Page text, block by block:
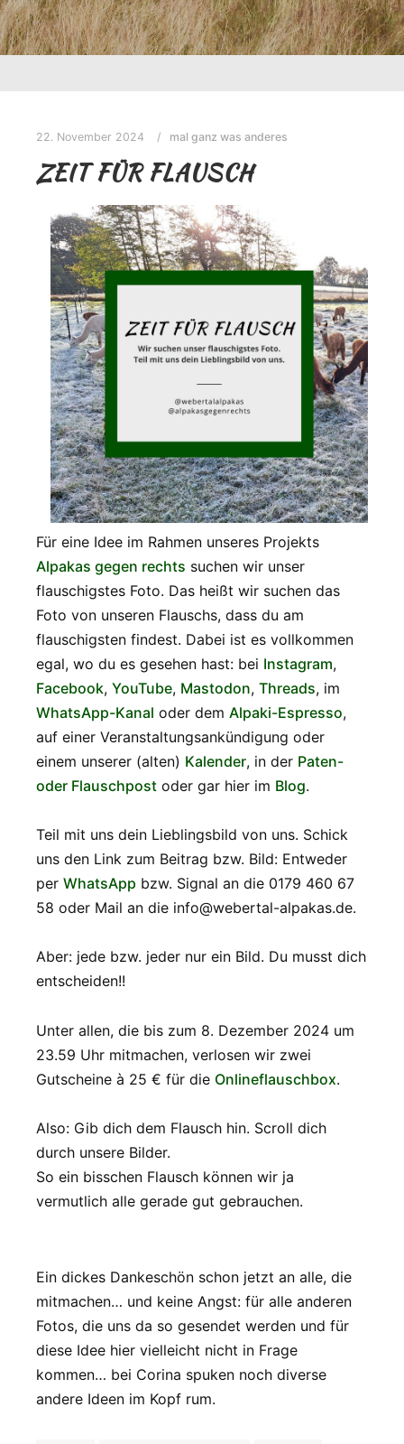
22. November 2024 mal ganz was anderes
ZEIT FÜR FLAUSCH
Für eine Idee im Rahmen unseres Projekts
Alpakas gegen rechts suchen wir unser
flauschigstes Foto. Das heißt wir suchen das
Foto von unseren Flauschs, dass du am
flauschigsten findest. Dabei ist es vollkommen
egal, wo du es gesehen hast: bei Instagram,
Facebook, YouTube, Mastodon, Threads, im
WhatsApp-Kanal oder dem Alpaki-Espresso,
auf einer Veranstaltungsankündigung oder
einem unserer (alten) Kalender, in der Paten-
oder Flauschpost oder gar hier im Blog.
Teil mit uns dein Lieblingsbild von uns. Schick
uns den Link zum Beitrag bzw. Bild: Entweder
per WhatsApp bzw. Signal an die 0179 460 67
58 oder Mail an die info@webertal-alpakas.de.
Aber: jede bzw. jeder nur ein Bild. Du musst dich
entscheiden!!
Unter allen, die bis zum 8. Dezember 2024 um
23.59 Uhr mitmachen, verlosen wir zwei
Gutscheine à 25 € für die Onlineflauschbox.
Also: Gib dich dem Flausch hin. Scroll dich
durch unsere Bilder.
So ein bisschen Flausch können wir ja
vermutlich alle gerade gut gebrauchen.
Ein dickes Dankeschön schon jetzt an alle, die
mitmachen… und keine Angst: für alle anderen
Fotos, die uns da so gesendet werden und für
diese Idee hier vielleicht nicht in Frage
kommen… bei Corina spuken noch diverse
andere Ideen im Kopf rum.